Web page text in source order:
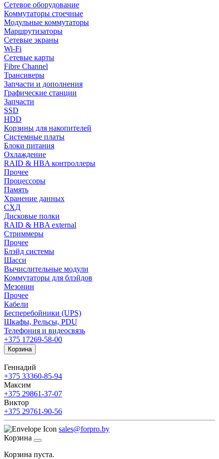
Сетевое оборудование
Коммутаторы стоечные
Модульные коммутаторы
Маршрутизаторы
Сетевые экраны
Wi-Fi
Сетевые карты
Fibre Channel
Трансиверы
Запчасти и дополнения
Графические станции
Запчасти
SSD
HDD
Корзины для накопителей
Системные платы
Блоки питания
Охлаждение
RAID & HBA контроллеры
Прочее
Процессоры
Память
Хранение данных
СХД
Дисковые полки
RAID & HBA external
Стриммеры
Прочее
Блэйд системы
Шасси
Вычислительные модули
Коммутаторы для блэйдов
Мезонин
Прочее
Кабели
Бесперебойники (UPS)
Шкафы, Рельсы, PDU
Телефония и видеосвязь
+375 17269-58-00
Корзина
Геннадий
+375 33360-85-94
Максим
+375 29861-37-07
Виктор
+375 29761-90-56
sales@forpro.by
Корзина
Корзина пуста.